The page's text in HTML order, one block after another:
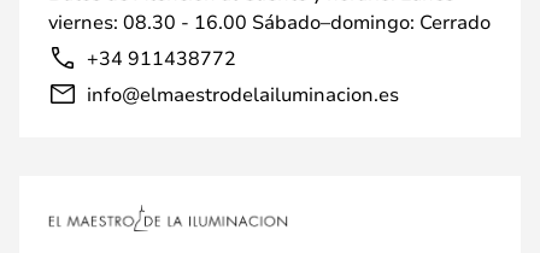
viernes: 08.30 - 16.00 Sábado–domingo: Cerrado
+34 911438772
info@elmaestrodelailuminacion.es